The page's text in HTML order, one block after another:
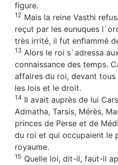
figure.
12 Mais la reine Vasthi
reçut par les eunuques
très irrité, il fut enflammé
13 Alors le roi s`adressa
connaissance des temps.
affaires du roi, devant tous
les lois et le droit.
14 Il avait auprès de lui
Admatha, Tarsis, Mérès,
princes de Perse et de
du roi et qui occupaient le
royaume.
15 Quelle loi, dit-il, faut-il